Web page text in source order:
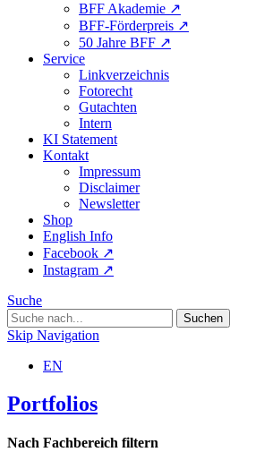
BFF Akademie ↗︎
BFF-Förderpreis ↗︎
50 Jahre BFF ↗︎
Service
Linkverzeichnis
Fotorecht
Gutachten
Intern
KI Statement
Kontakt
Impressum
Disclaimer
Newsletter
Shop
English Info
Facebook ↗︎
Instagram ↗︎
Suche
Skip Navigation
EN
Portfolios
Nach Fachbereich filtern